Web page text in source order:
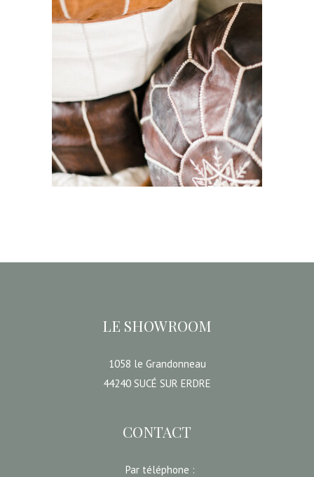
Pouf Marron Foncé
« Naime »
12,00€
LE SHOWROOM
1058 le Grandonneau
44240 SUCÉ SUR ERDRE
CONTACT
Par téléphone :